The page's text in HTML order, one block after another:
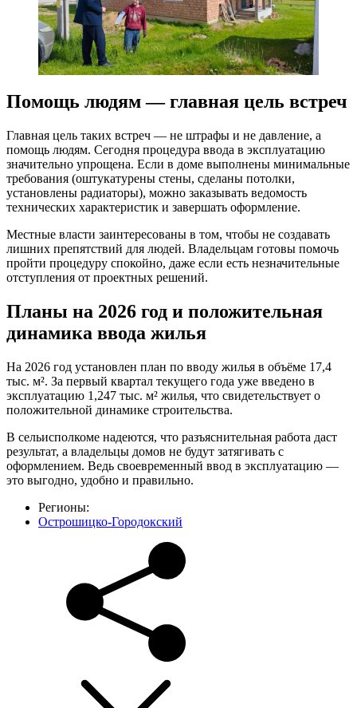
Помощь людям — главная цель встреч
Главная цель таких встреч — не штрафы и не давление, а
помощь людям. Сегодня процедура ввода в эксплуатацию
значительно упрощена. Если в доме выполнены минимальные
требования (оштукатурены стены, сделаны потолки,
установлены радиаторы), можно заказывать ведомость
технических характеристик и завершать оформление.
Местные власти заинтересованы в том, чтобы не создавать
лишних препятствий для людей. Владельцам готовы помочь
пройти процедуру спокойно, даже если есть незначительные
отступления от проектных решений.
Планы на 2026 год и положительная
динамика ввода жилья
На 2026 год установлен план по вводу жилья в объёме 17,4
тыс. м². За первый квартал текущего года уже введено в
эксплуатацию 1,247 тыс. м² жилья, что свидетельствует о
положительной динамике строительства.
В сельисполкоме надеются, что разъяснительная работа даст
результат, а владельцы домов не будут затягивать с
оформлением. Ведь своевременный ввод в эксплуатацию —
это выгодно, удобно и правильно.
Регионы:
Острошицко-Городокский